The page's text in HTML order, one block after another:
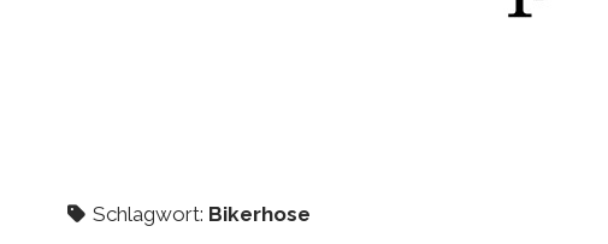
Schlagwort: Bikerhose